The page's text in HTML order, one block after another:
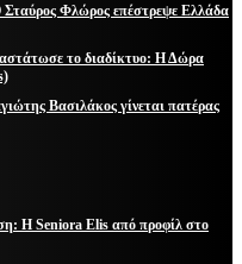
Σταύρος Φλώρος επέστρεψε Ελλάδα
το διαδίκτυο: Η Δώρα
Βασιλάκος γίνεται πατέρας
Η Seniora Elis από προφίλ στο